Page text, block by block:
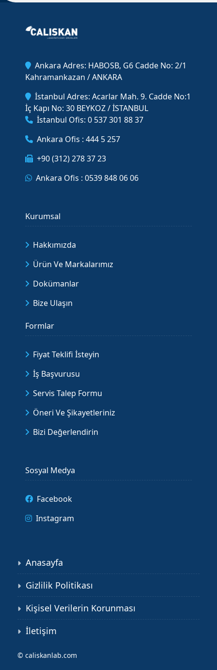
Ankara Adres: HABOSB, G6 Cadde No: 2/1
Kahramankazan / ANKARA
İstanbul Adres: Acarlar Mah. 9. Cadde No:1
İç Kapı No: 30 BEYKOZ / İSTANBUL
İstanbul Ofis: 0 537 301 88 37
Ankara Ofis : 444 5 257
+90 (312) 278 37 23
Ankara Ofis : 0539 848 06 06
Kurumsal
Hakkımızda
Ürün Ve Markalarımız
Dokümanlar
Bize Ulaşın
Formlar
Fiyat Teklifi İsteyin
İş Başvurusu
Servis Talep Formu
Öneri Ve Şikayetleriniz
Bizi Değerlendirin
Sosyal Medya
Facebook
Instagram
Anasayfa
Gizlilik Politikası
Kişisel Verilerin Korunması
İletişim
© caliskanlab.com